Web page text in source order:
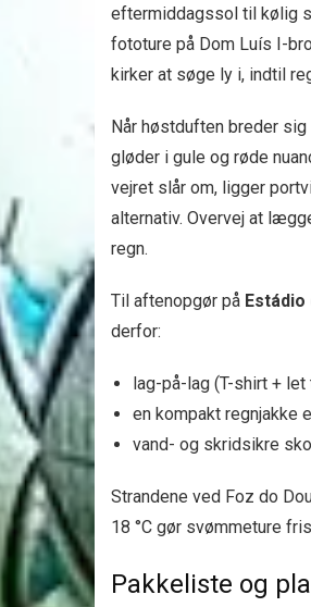
eftermiddagssol til kølig
fototure på Dom Luís I-
kirker at søge ly i, indtil
Når høstduften breder
gløder i gule og røde
vejret slår om, ligger
alternativ. Overvej at
regn.
Til aftenopgør på
derfor:
lag-på-lag (T-shirt +
en kompakt regnjakke
vand- og skridsikre
Strandene ved Foz do
18 °C gør svømmeture
Pakkeliste og